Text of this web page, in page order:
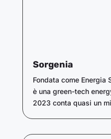
Sorgenia
Fondata come Energia
è una green-tech
2023 conta quasi un